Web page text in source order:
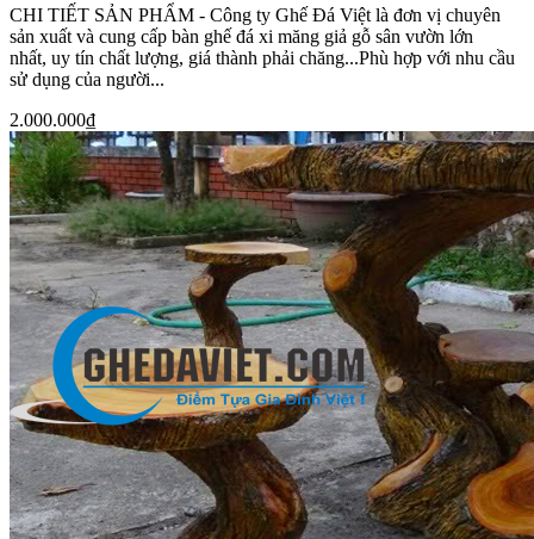
CHI TIẾT SẢN PHẨM - Công ty Ghế Đá Việt là đơn vị chuyên
sản xuất và cung cấp bàn ghế đá xi măng giả gỗ sân vườn lớn
nhất, uy tín chất lượng, giá thành phải chăng...Phù hợp với nhu cầu
sử dụng của người...
2.000.000₫